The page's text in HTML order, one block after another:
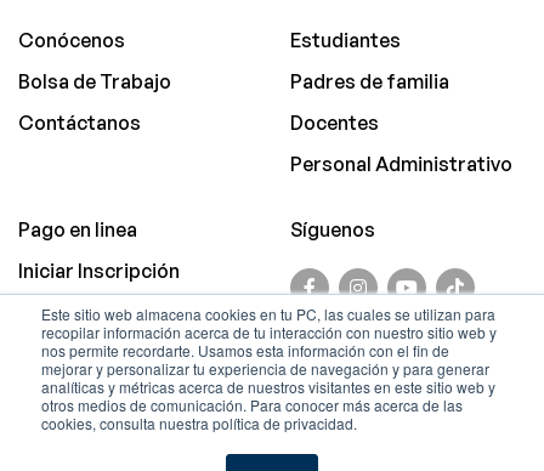
Este sitio web almacena cookies en tu PC, las cuales se utilizan para
recopilar información acerca de tu interacción con nuestro sitio web y
nos permite recordarte. Usamos esta información con el fin de
mejorar y personalizar tu experiencia de navegación y para generar
analíticas y métricas acerca de nuestros visitantes en este sitio web y
otros medios de comunicación. Para conocer más acerca de las
cookies, consulta nuestra política de privacidad.
Conócenos
Bolsa de Trabajo
Contáctanos
Estudiantes
Padres de familia
Docentes
Personal Administrativo
Pago en linea
Iniciar Inscripción
Promociones
Síguenos
Aviso de Privacidad
© Copyright.
Sistema Educativo Justo
Sierra.